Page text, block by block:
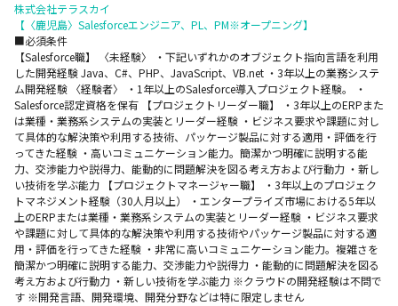
株式会社テラスカイ
【〈鹿児島〉Salesforceエンジニア、PL、PM※オープニング】
■必須条件
【Salesforce職】 〈未経験〉 ・下記いずれかのオブジェクト指向言語を利用
した開発経験 Java、C#、PHP、JavaScript、VB.net ・3年以上の業務システ
ム開発経験 〈経験者〉 ・1年以上のSalesforce導入プロジェクト経験。 ・
Salesforce認定資格を保有 【プロジェクトリーダー職】 ・3年以上のERPまた
は業種・業務系システムの実装とリーダー経験 ・ビジネス要求や課題に対し
て具体的な解決策や利用する技術、パッケージ製品に対する適用・評価を行
ってきた経験 ・高いコミュニケーション能力。簡潔かつ明確に説明する能
力、交渉能力や説得力、能動的に問題解決を図る考え方および行動力 ・新し
い技術を学ぶ能力 【プロジェクトマネージャー職】 ・3年以上のプロジェク
トマネジメント経験（30人月以上） ・エンタープライズ市場における5年以
上のERPまたは業種・業務系システムの実装とリーダー経験 ・ビジネス要求
や課題に対して具体的な解決策や利用する技術やパッケージ製品に対する適
用・評価を行ってきた経験 ・非常に高いコミュニケーション能力。複雑さを
簡潔かつ明確に説明する能力、交渉能力や説得力 ・能動的に問題解決を図る
考え方および行動力 ・新しい技術を学ぶ能力 ※クラウドの開発経験は不問で
す ※開発言語、開発環境、開発分野などは特に限定しません